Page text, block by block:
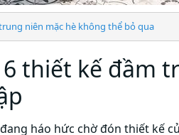
niên mặc hè không thể bỏ qua
6 thiết kế đầm
háo hức chờ đón thiết kế